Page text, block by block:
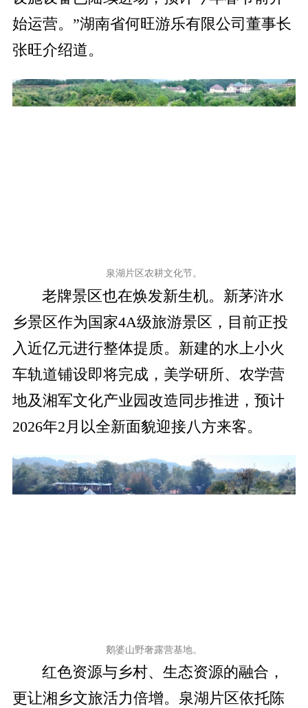
始运营。”湖南省何旺游乐有限公司董事长
张旺介绍道。
泉湖片区农耕文化节。
老牌景区也在焕发新生机。新茅浒水
乡景区作为国家4A级旅游景区，目前正投
入近亿元进行整体提质。新建的水上小火
车轨道铺设即将完成，美学研所、农学营
地及湘军文化产业园改造同步推进，预计
2026年2月以全新面貌迎接八方来客。
鹅婆山野奢露营基地。
红色资源与乡村、生态资源的融合，
更让湘乡文旅活力倍增。泉湖片区依托陈